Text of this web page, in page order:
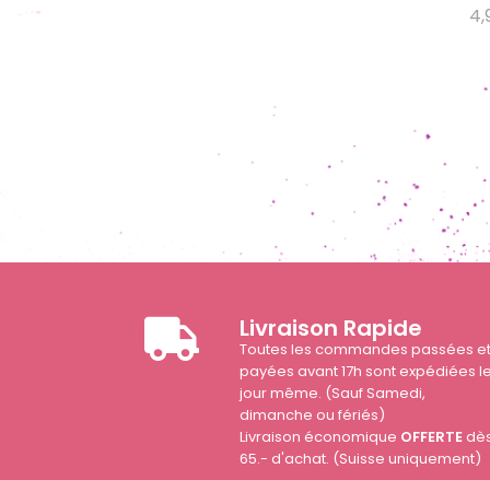
Livraison Rapide
Toutes les commandes passées et
payées avant 17h sont expédiées le
jour même. (Sauf Samedi,
dimanche ou fériés)
Livraison économique OFFERTE
65.- d'achat. (Suisse uniquement)